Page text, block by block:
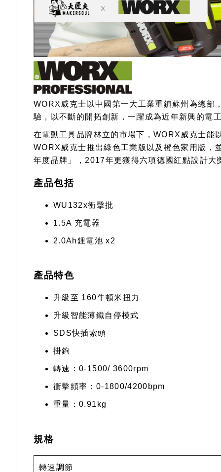
WORX威克士以中國第一大工業重鎮蘇州為總部
驗，以不斷的開拓創新，一躍成為近年新興的電工
在電動工具品牌林立的市場下，WORX威克士能
WORX威克士推出綠色工業版以及橙色家用版
年度品牌」，2017年更獲得六項德國紅點設計
產品包括
WU132x衝擊批
1.5A 充電器
2.0Ah鋰電池 x2
產品特色
升級至 160牛頓米扭力
升級智能薄鐵自停模式
SDS快插索頭
掛鉤
轉速：0-1500/ 3600rpm
衝擊頻率：0-1800/4200bpm
重量：0.91kg
規格
轉速調節